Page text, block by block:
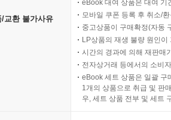
/교환 불가사유
eBook 대여 상품은 대여 기
모바일 쿠폰 등록 후 취소/
중고상품이 구매확정(자동
LP상품의 재생 불량 원인
시간의 경과에 의해 재판매
전자상거래 등에서의 소비
eBook 세트 상품은 일괄 구
1개의 상품으로 취급 및 판
우, 세트 상품 전부 및 세트